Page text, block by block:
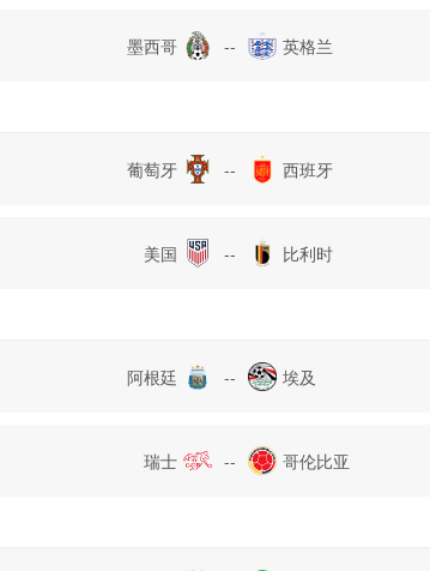
墨西哥 -- 英格兰
葡萄牙 -- 西班牙
美国 -- 比利时
阿根廷 -- 埃及
瑞士 -- 哥伦比亚